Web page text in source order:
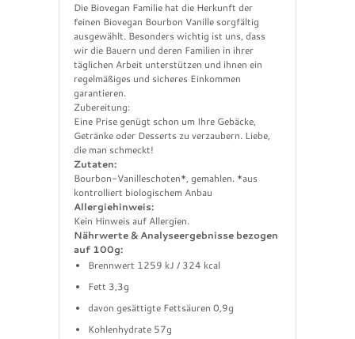
Die Biovegan Familie hat die Herkunft der
feinen Biovegan Bourbon Vanille sorgfältig
ausgewählt. Besonders wichtig ist uns, dass
wir die Bauern und deren Familien in ihrer
täglichen Arbeit unterstützen und ihnen ein
regelmäßiges und sicheres Einkommen
garantieren.
Zubereitung:
Eine Prise genügt schon um Ihre Gebäcke,
Getränke oder Desserts zu verzaubern. Liebe,
die man schmeckt!
Zutaten:
Bourbon-Vanilleschoten*, gemahlen. *aus
kontrolliert biologischem Anbau
Allergiehinweis:
Kein Hinweis auf Allergien.
Nährwerte & Analyseergebnisse bezogen
auf 100g:
Brennwert 1259 kJ / 324 kcal
Fett 3,3g
davon gesättigte Fettsäuren 0,9g
Kohlenhydrate 57g